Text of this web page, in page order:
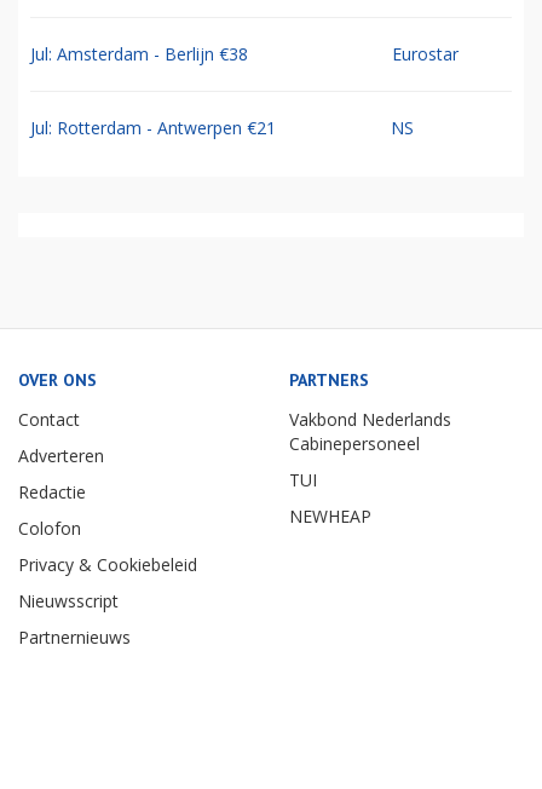
Jul: Amsterdam - Berlijn €38 Eurostar
Jul: Rotterdam - Antwerpen €21 NS
OVER ONS
Contact
Adverteren
Redactie
Colofon
Privacy & Cookiebeleid
Nieuwsscript
Partnernieuws
PARTNERS
Vakbond Nederlands
Cabinepersoneel
TUI
NEWHEAP